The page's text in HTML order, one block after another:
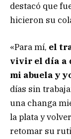
destacó que
hicieron su
«Para mí, el
vivir el día a
mi abuela y
días sin
una changa
la plata y
retomar su